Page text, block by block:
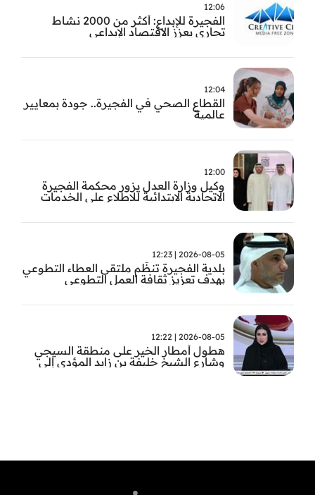
12:06
الفجيرة للإبداع: أكثر من 2000 نشاط
تجاري يعزز الاقتصاد الإبداعي
12:04
القطاع الصحي في الفجيرة.. جودة بمعايير
عالمية
12:00
وكيل وزارة العدل يزور محكمة الفجيرة
الاتحادية الابتدائية للاطلاع على الخدمات
2026-08-05 | 12:23
بلدية الفجيرة تنظّم ملتقى العطاء التطوعي
بهدف تعزيز ثقافة العمل التطوعي
2026-08-05 | 12:22
هطول أمطار الخير على منطقة السيجي
وشارع الشيخ خليفة بن زايد المؤدي إلى